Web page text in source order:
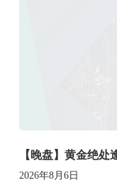
【晚盘】黄金绝处
2026年8月6日